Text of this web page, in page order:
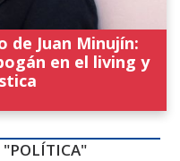
de Juan Minujín:
en el living y
"POLÍTICA"